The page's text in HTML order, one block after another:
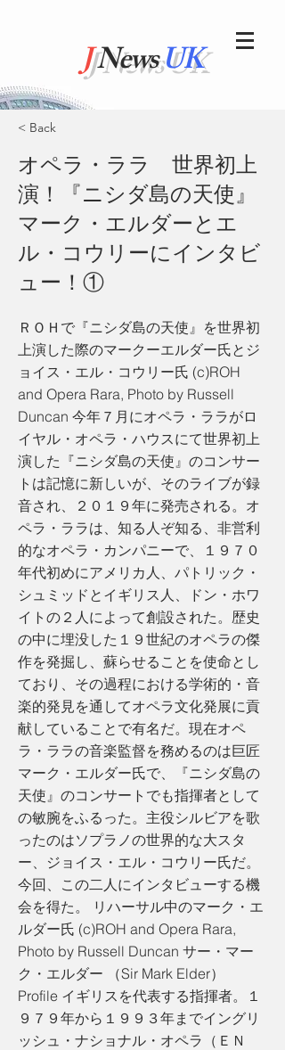
JNewsUK
< Back
オペラ・ララ 世界初上
演！『ニシダ島の天使』
マーク・エルダーとエ
ル・コウリーにインタビ
ュー！①
ＲＯＨで『ニシダ島の天使』を世界初
上演した際のマークーエルダー氏とジ
ョイス・エル・コウリー氏 (c)ROH
and Opera Rara, Photo by Russell
Duncan 今年７月にオペラ・ララがロ
イヤル・オペラ・ハウスにて世界初上
演した『ニシダ島の天使』のコンサー
トは記憶に新しいが、そのライブが録
音され、２０１９年に発売される。オ
ペラ・ララは、知る人ぞ知る、非営利
的なオペラ・カンパニーで、１９７０
年代初めにアメリカ人、パトリック・
シュミッドとイギリス人、ドン・ホワ
イトの２人によって創設された。歴史
の中に埋没した１９世紀のオペラの傑
作を発掘し、蘇らせることを使命とし
ており、その過程における学術的・音
楽的発見を通してオペラ文化発展に貢
献していることで有名だ。現在オペ
ラ・ララの音楽監督を務めるのは巨匠
マーク・エルダー氏で、『ニシダ島の
天使』のコンサートでも指揮者として
の敏腕をふるった。主役シルビアを歌
ったのはソプラノの世界的な大スタ
ー、ジョイス・エル・コウリー氏だ。
今回、この二人にインタビューする機
会を得た。 リハーサル中のマーク・エ
ルダー氏 (c)ROH and Opera Rara,
Photo by Russell Duncan サー・マー
ク・エルダー （Sir Mark Elder）
Profile イギリスを代表する指揮者。１
９７９年から１９９３年までイングリ
ッシュ・ナショナル・オペラ（ＥＮ